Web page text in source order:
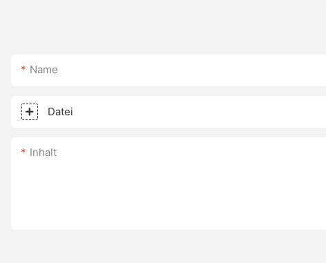
Name
Datei
Inhalt